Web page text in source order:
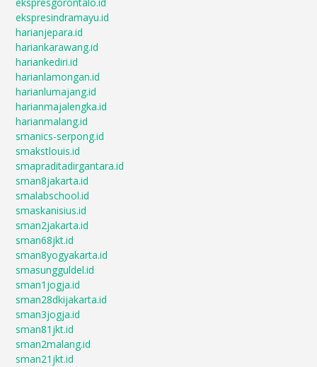
ekspresgorontalo.id
ekspresindramayu.id
harianjepara.id
hariankarawang.id
hariankediri.id
harianlamongan.id
harianlumajang.id
harianmajalengka.id
harianmalang.id
smanics-serpong.id
smakstlouis.id
smapraditadirgantara.id
sman8jakarta.id
smalabschool.id
smaskanisius.id
sman2jakarta.id
sman68jkt.id
sman8yogyakarta.id
smasungguldel.id
sman1jogja.id
sman28dkijakarta.id
sman3jogja.id
sman81jkt.id
sman2malang.id
sman21jkt.id